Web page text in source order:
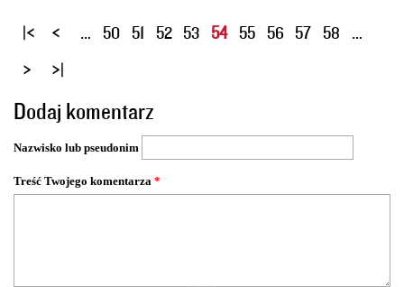
S
o
n
y
… 50 51 52 53 54 55 56 57 58 …
Dodaj komentarz
Nazwisko lub pseudonim
Treść Twojego komentarza *